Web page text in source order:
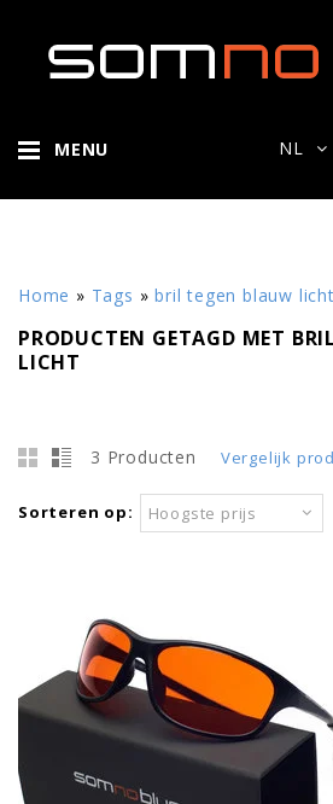
MENU NL
Home » Tags »bril tegen blauw licht
PRODUCTEN GETAGD MET
LICHT
3 Producten Vergelijk
Sorteren op: Hoogste prijs